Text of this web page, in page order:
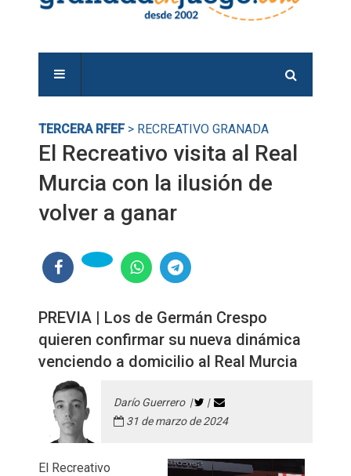
TERCERA RFEF> RECREATIVO GRANADA
El Recreativo visita al Real
Murcia con la ilusión de
volver a ganar
PREVIA | Los de Germán Crespo
quieren confirmar su nueva dinámica
venciendo a domicilio al Real Murcia
Darío Guerrero |
|
31 de marzo de 2024
El Recreativo